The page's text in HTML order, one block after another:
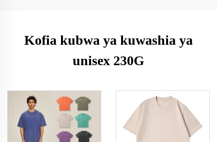
Kofia kubwa ya kuwashia ya
unisex 230G